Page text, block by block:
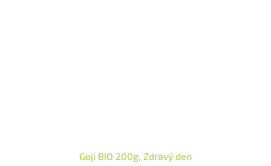
Goji BIO 200g, Zdravý den